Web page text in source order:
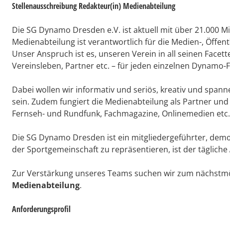
Stellenausschreibung Redakteur(in) Medienabteilung
Die SG Dynamo Dresden e.V. ist aktuell mit über 21.000
Medienabteilung ist verantwortlich für die Medien-,
Unser Anspruch ist es, unseren Verein in all seinen
Vereinsleben, Partner etc. – für jeden einzelnen
Dabei wollen wir informativ und seriös, kreativ und
sein. Zudem fungiert die Medienabteilung als Partner
Fernseh- und Rundfunk, Fachmagazine, Onlinemedien etc.
Die SG Dynamo Dresden ist ein mitgliedergeführter,
der Sportgemeinschaft zu repräsentieren, ist der
Zur Verstärkung unseres Teams suchen wir zum
Medienabteilung.
Anforderungsprofil